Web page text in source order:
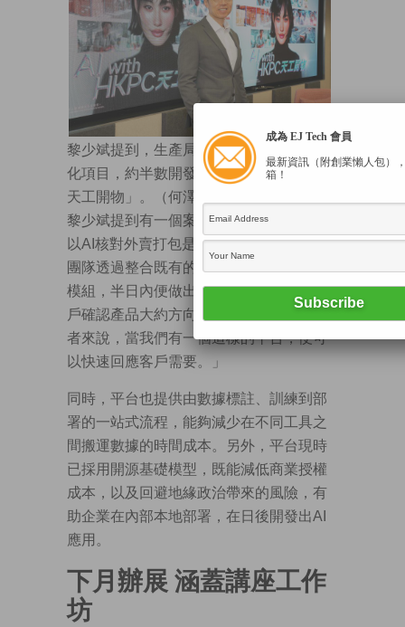
黎少斌提到，生產局累計處理逾500個智能
化項目，約半數開發過程曾應用「HKPC
天工開物」。（何澤攝）
黎少斌提到有一個案例，是某間企業希望
以AI核對外賣打包是否與訂單吻合。局方
團隊透過整合既有的影像辨識與讀取訂單
模組，半日內便做出了示範原型，以向客
戶確認產品大約方向。他認為，「對開發
者來說，當我們有一個這樣的平台，便可
以快速回應客戶需要。」
同時，平台也提供由數據標註、訓練到部
署的一站式流程，能夠減少在不同工具之
間搬運數據的時間成本。另外，平台現時
已採用開源基礎模型，既能減低商業授權
成本，以及回避地緣政治帶來的風險，有
助企業在內部本地部署，在日後開發出AI
應用。
下月辦展 涵蓋講座工作
坊
成為 EJ Tech 會員
最新資訊（附創業懶人包）
箱！